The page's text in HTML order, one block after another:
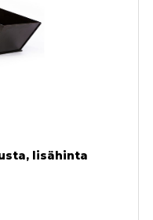
lisähinta